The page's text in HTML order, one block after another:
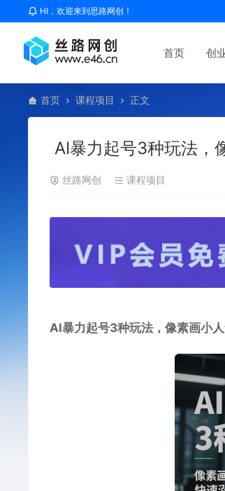
HI，欢迎来到思路网创！
首页 创
首页 课程项目 正文
AI暴力起号3种玩法，
丝路网创 课程项目
AI暴力起号3种玩法，像素画小